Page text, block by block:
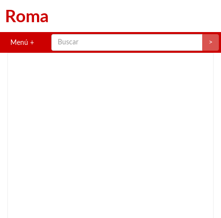
Roma
Menú >